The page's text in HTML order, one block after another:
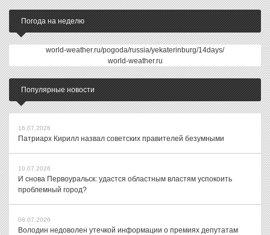
Погода на неделю
world-weather.ru/pogoda/russia/yekaterinburg/14days/
world-weather.ru
Популярные новости
16.07.2026
Патриарх Кирилл назвал советских правителей безумными
10.07.2026
И снова Первоуральск: удастся областным властям успокоить
проблемный город?
08.07.2026
Володин недоволен утечкой информации о премиях депутатам